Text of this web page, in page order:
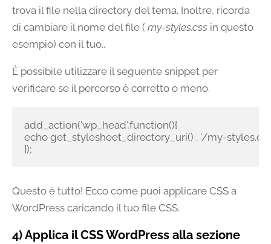
trova il file nella directory del tema. Inoltre, ricorda
di cambiare il nome del file ( my-styles.css in questo
esempio) con il tuo..
È possibile utilizzare il seguente snippet per
verificare se il percorso è corretto o meno.
add_action('wp_head',function(){
echo get_stylesheet_directory_uri() . '/my-
});
Questo è tutto! Ecco come puoi applicare CSS a
WordPress caricando il tuo file CSS.
4) Applica il CSS WordPress alla sezione